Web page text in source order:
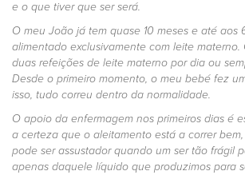
e o que tiver que ser será.
O meu João já tem quase 10 meses e até aos
alimentado exclusivamente com leite materno.
duas refeições de leite materno por dia ou
Desde o primeiro momento, o meu bebé fez
isso, tudo correu dentro da normalidade.
O apoio da enfermagem nos primeiros dias é
a certeza que o aleitamento está a correr
pode ser assustador quando um ser tão frágil
apenas daquele líquido que produzimos para